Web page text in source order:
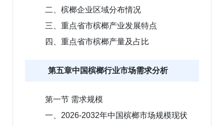
二、槟榔企业区域分布情况
三、重点省市槟榔产业发展特点
四、重点省市槟榔产量及占比
第五章中国槟榔行业市场需求分析
第一节 需求规模
一、2026-2032年中国槟榔市场规模现状